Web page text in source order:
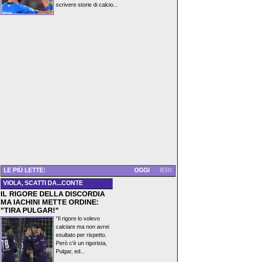
scrivere storie di calcio...
LE PIÙ LETTE: IERI
OGGI
VIOLA, SCATTI DA...CONTE
IL RIGORE DELLA DISCORDIA
MA IACHINI METTE ORDINE:
"TIRA PULGAR!"
"Il rigore lo volevo
calciare ma non avrei
esultato per rispetto.
Però c'è un rigorista,
Pulgar, ed...